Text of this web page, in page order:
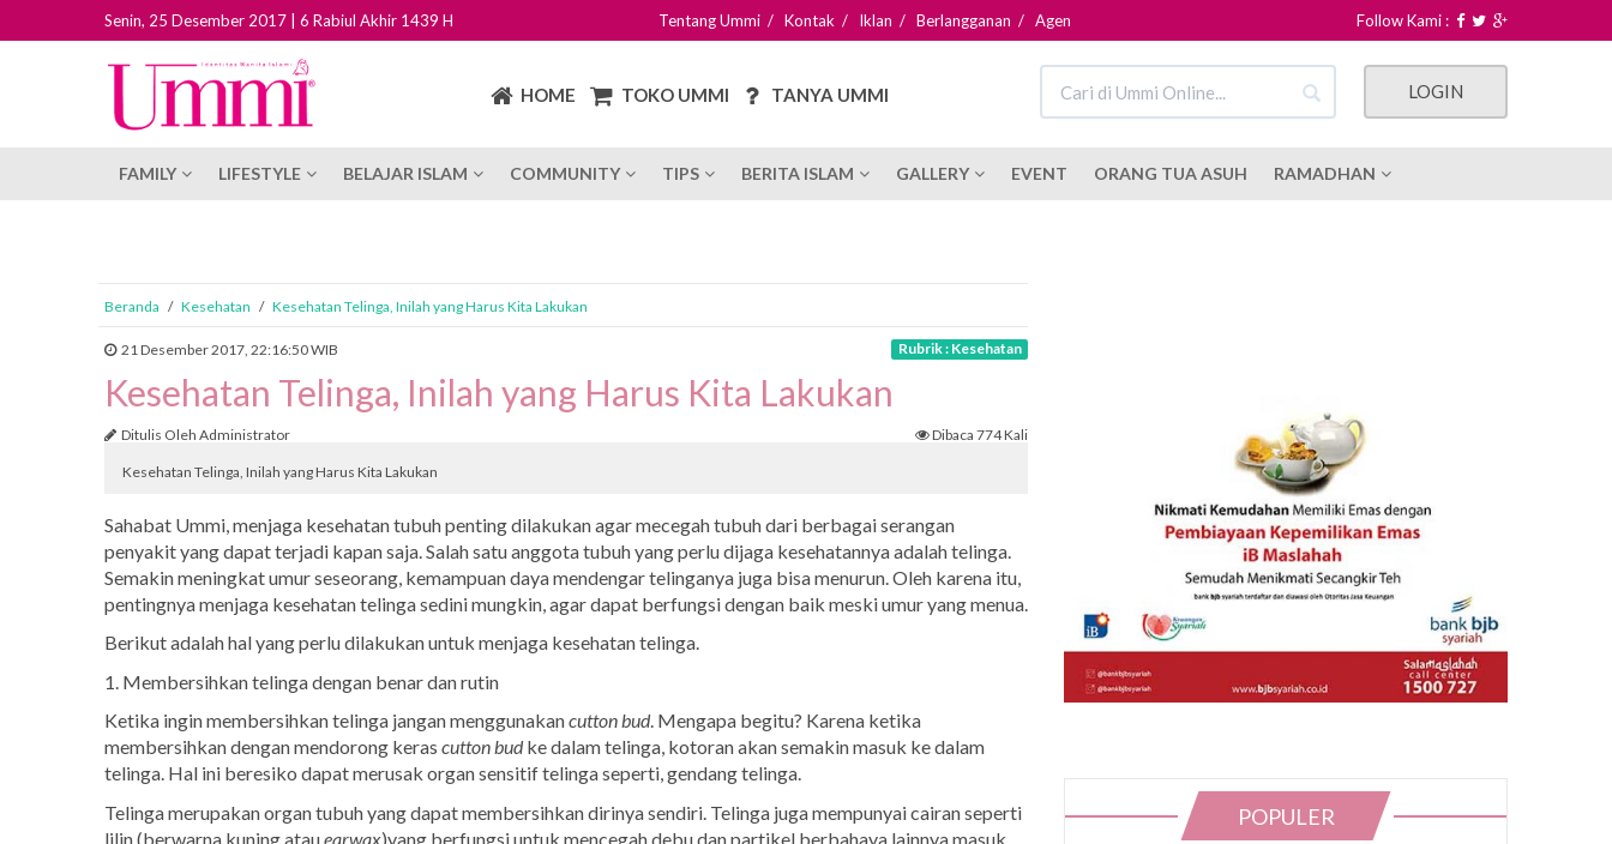
Senin, 25 Desember 2017 | 6 Rabiul Akhir 1439 H Tentang Ummi/ Kontak / Iklan / Berlangganan / Agen Follow Kami :
HOME TOKO UMMI TANYA UMMI LOGIN
FAMILY LIFESTYLE BELAJAR ISLAM COMMUNITY TIPS BERITA ISLAM GALLERY EVENT ORANG TUA ASUH RAMADHAN
Beranda / Kesehatan / Kesehatan Telinga, Inilah yang Harus Kita Lakukan
21 Desember 2017, 22:16:50 WIB Rubrik : Kesehatan
Kesehatan Telinga, Inilah yang Harus Kita Lakukan
Ditulis Oleh Administrator Dibaca 774 Kali
Kesehatan Telinga, Inilah yang Harus Kita Lakukan
Sahabat Ummi, menjaga kesehatan tubuh penting dilakukan agar mecegah tubuh dari berbagai serangan
penyakit yang dapat terjadi kapan saja. Salah satu anggota tubuh yang perlu dijaga kesehatannya adalah telinga.
Semakin meningkat umur seseorang, kemampuan daya mendengar telinganya juga bisa menurun. Oleh karena itu,
pentingnya menjaga kesehatan telinga sedini mungkin, agar dapat berfungsi dengan baik meski umur yang menua.
Berikut adalah hal yang perlu dilakukan untuk menjaga kesehatan telinga.
1. Membersihkan telinga dengan benar dan rutin
Ketika ingin membersihkan telinga jangan menggunakancutton bud. Mengapa begitu? Karena ketika
membersihkan dengan mendorong keras cutton budke dalam telinga, kotoran akan semakin masuk ke dalam
telinga. Hal ini beresiko dapat merusak organ sensitif telinga seperti, gendang telinga.
Telinga merupakan organ tubuh yang dapat membersihkan dirinya sendiri. Telinga juga mempunyai cairan seperti
lilin (berwarna kuning atauearwax)yang berfungsi untuk mencegah debu dan partikel berbahaya lainnya masuk
POPULER